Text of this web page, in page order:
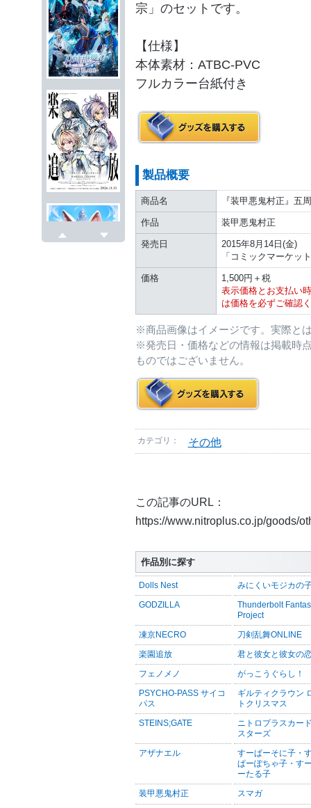
宗」のセットです。
【仕様】
本体素材：ATBC-PVC
フルカラー台紙付き
製品概要
商品名 『装甲悪鬼村正』五
作品 装甲悪鬼村正
発売日
2015年8月14日(金)
「コミックマーケッ
価格
1,500円＋税
表示価格とお支払い
は価格を必ずご確認
※商品画像はイメージです。実際と
※発売日・価格などの情報は掲載時
ものではございません。
カテゴリ： その他
この記事のURL：
https://www.nitroplus.co.jp/goods/
作品別に探す
Dolls Nest みにくいモジカの
GODZILLA
Thunderbolt
Project
凍京NECRO 刀剣乱舞ONLINE
楽園追放 君と彼女と彼女の
フェノメノ がっこうぐらし！
PSYCHO-PASS サイコ
パス
ギルティクラウン
トクリスマス
STEINS;GATE
ニトロプラスカー
スターズ
アザナエル
すーぱーそに子・
ぱーぽちゃ子・す
ーたる子
装甲悪鬼村正 スマガ